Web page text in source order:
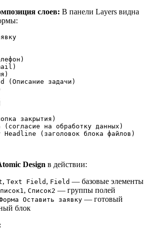
слоев: В панели Layers видна
задачи)
закрытия)
на обработку данных)
Headline (заголовок блока файлов)
Design в действии:
, Text Field , Field — базовые элементы
, Список2 — группы полей
Оставить заявку — готовый
блок